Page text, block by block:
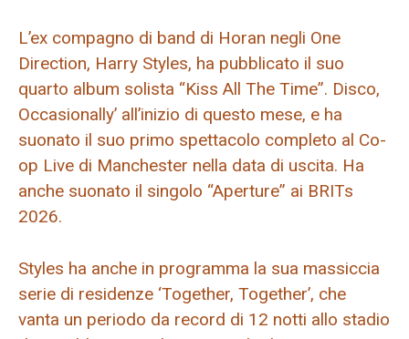
L’ex compagno di band di Horan negli One
Direction, Harry Styles, ha pubblicato il suo
quarto album solista “Kiss All The Time”. Disco,
Occasionally’ all’inizio di questo mese, e ha
suonato il suo primo spettacolo completo al Co-
op Live di Manchester nella data di uscita. Ha
anche suonato il singolo “Aperture” ai BRITs
2026.
Styles ha anche in programma la sua massiccia
serie di residenze ‘Together, Together’, che
vanta un periodo da record di 12 notti allo stadio